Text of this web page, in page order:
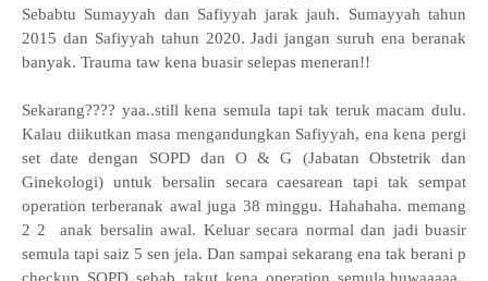
Sebabtu Sumayyah dan Safiyyah jarak jauh. Sumayyah tahun
2015 dan Safiyyah tahun 2020. Jadi jangan suruh ena beranak
banyak. Trauma taw kena buasir selepas meneran!!
Sekarang???? yaa..still kena semula tapi tak teruk macam dulu.
Kalau diikutkan masa mengandungkan Safiyyah, ena kena pergi
set date dengan SOPD dan O & G (Jabatan Obstetrik dan
Ginekologi) untuk bersalin secara caesarean tapi tak sempat
operation terberanak awal juga 38 minggu. Hahahaha. memang
2 2 anak bersalin awal. Keluar secara normal dan jadi buasir
semula tapi saiz 5 sen jela. Dan sampai sekarang ena tak berani p